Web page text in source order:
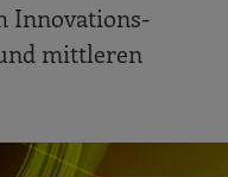
Innovations­
mittleren